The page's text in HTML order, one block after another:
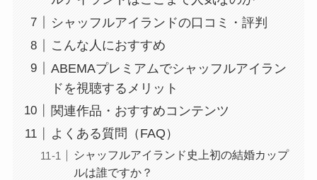
シャッフルアイランドの口コミ・評判
こんな人におすすめ
ABEMAプレミアムでシャッフルアイラン
ドを視聴するメリット
関連作品・おすすめコンテンツ
よくある質問（FAQ）
シャッフルアイランド史上初の結婚カップ
ルは誰ですか？